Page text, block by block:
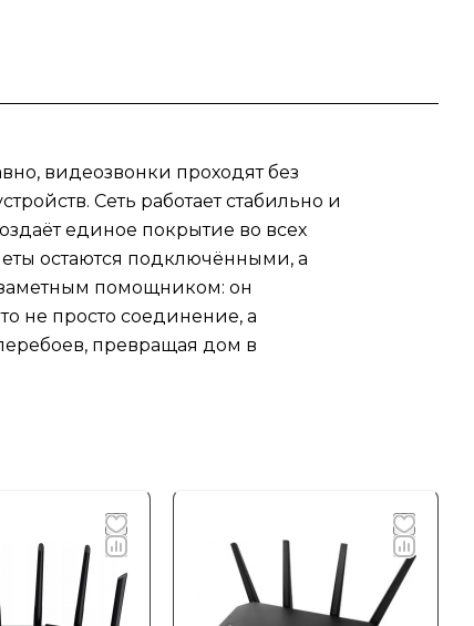
видеозвонки проходят без
Сеть работает стабильно и
единое покрытие во всех
остаются подключёнными, а
помощником: он
не просто соединение, а
превращая дом в